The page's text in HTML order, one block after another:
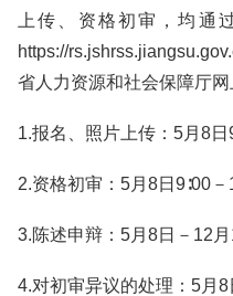
上传、资格初审，均通
https://
省人力资源和社会保障厅网
1.报名、照片上传：5月8日
2.资格初审：5月8日9∶00－
3.陈述申辩：5月8日－12月
4.对初审异议的处理：5月8